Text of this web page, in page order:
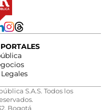
S.A.S. Todos los
Bogotá